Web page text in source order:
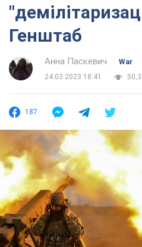
Генштаб
Анна Паскевич
War
24.03.2023 18:41
50,3
187